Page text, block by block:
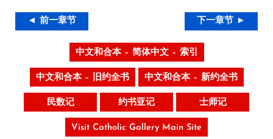
◄ 前一章节 下一章节 ►
中文和合本 – 简体中文 – 索引
中文和合本 – 旧约全书 中文和合本 – 新约全书
民数记 约书亚记 士师记
Visit Catholic Gallery Main Site